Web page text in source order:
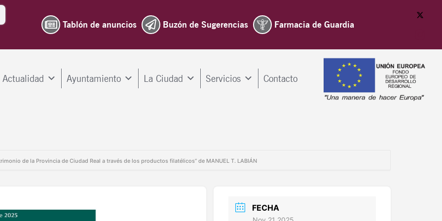
Tablón de anuncios Buzón de Sugerencias Farmacia de Guardia
Actualidad Ayuntamiento La Ciudad Servicios Contacto
de la Provincia de Ciudad Real a través de los productos filatélicos” de MANUEL T. LABIÁN
FECHA